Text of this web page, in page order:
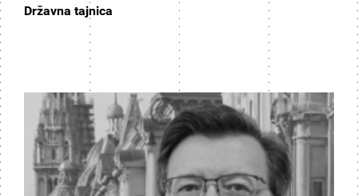
Državna tajnica